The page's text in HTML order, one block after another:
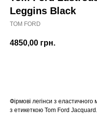
Leggins Black
TOM FORD
4850,00 грн.
Фірмові легінси з
з етикеткою Tom Ford